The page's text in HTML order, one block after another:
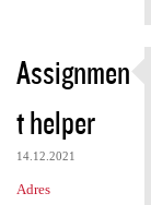
Assignmen
t helper
14.12.2021
Adres